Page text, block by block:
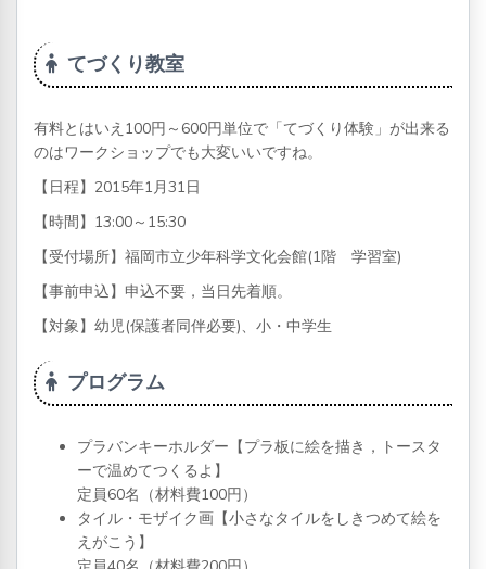
てづくり教室
有料とはいえ100円～600円単位で「てづくり体験」が出来る
のはワークショップでも大変いいですね。
【日程】2015年1月31日
【時間】13:00～15:30
【受付場所】福岡市立少年科学文化会館(1階 学習室)
【事前申込】申込不要，当日先着順。
【対象】幼児(保護者同伴必要)、小・中学生
プログラム
プラバンキーホルダー【プラ板に絵を描き，トースタ
ーで温めてつくるよ】
定員60名（材料費100円）
タイル・モザイク画【小さなタイルをしきつめて絵を
えがこう】